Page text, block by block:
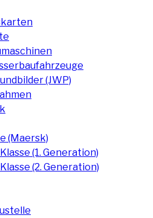
(JWP)
(Maersk)
(1. Generation)
(2. Generation)